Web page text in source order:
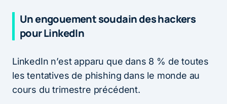
Un engouement soudain des hackers
pour LinkedIn
LinkedIn n’est apparu que dans 8 % de toutes
les tentatives de phishing dans le monde au
cours du trimestre précédent.